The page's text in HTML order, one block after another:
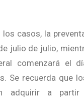
los casos, la
julio de julio,
comenzará el
Se recuerda que
adquirir a